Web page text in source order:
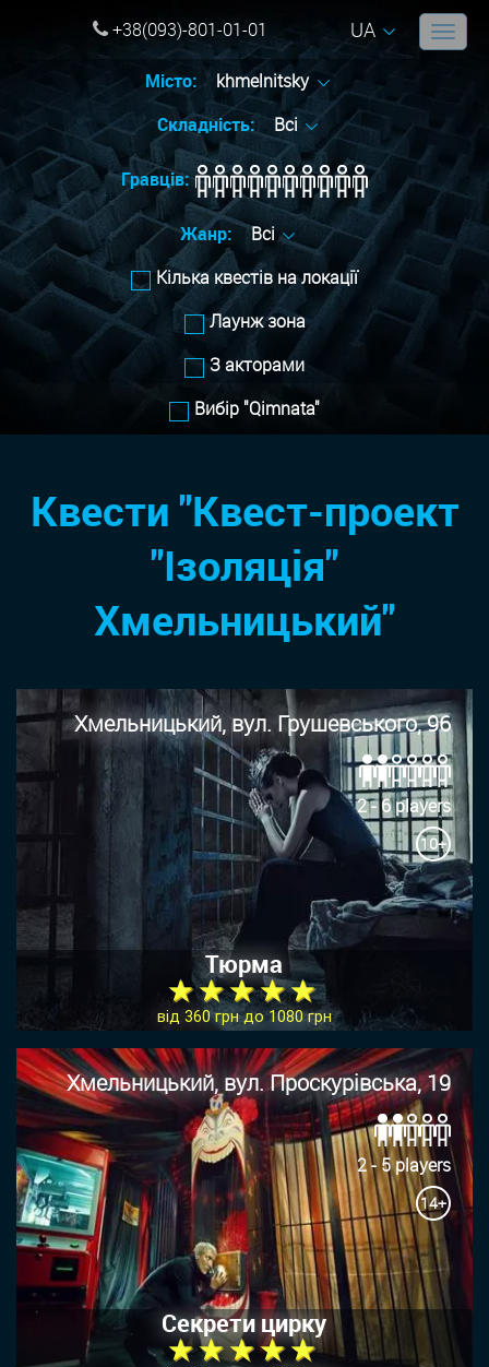
+38(093)-801-01-01 UA
Місто:
khmelnitsky
Складність:
Всі
Гравців:
Жанр:
Всі
Кілька квестів на локації
Лаунж зона
З акторами
Вибір "Qimnata"
Квести "Квест-проект
"Ізоляція"
Хмельницький"
Хмельницький, вул. Грушевського, 96
2 - 6 players
10+
Тюрма
★ ★ ★ ★ ★
від 360 грн до 1080 грн
Хмельницький, вул. Проскурівська, 19
2 - 5 players
14+
Секрети цирку
★ ★ ★ ★ ★